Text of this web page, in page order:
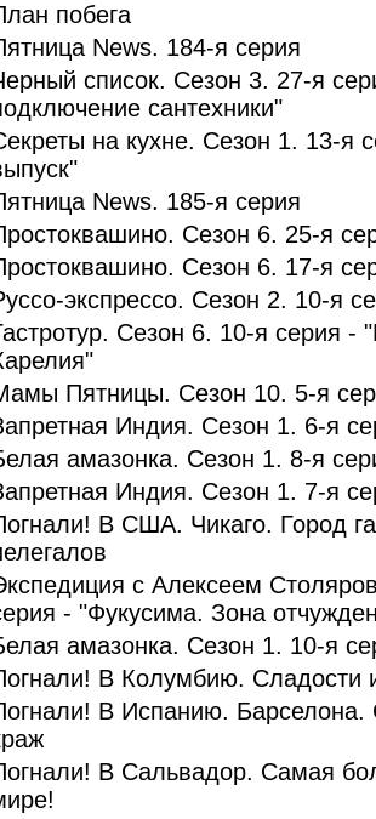
побега
News. 184-я серия
список. Сезон 3. 27-я
сантехники"
на кухне. Сезон 1. 13-я
News. 185-я серия
Сезон 6. 25-я
Сезон 6. 17-я
экспрессо. Сезон 2. 10-я
Сезон 6. 10-я серия -
Пятницы. Сезон 10. 5-я
Индия. Сезон 1. 6-я
амазонка. Сезон 1. 8-я
Индия. Сезон 1. 7-я
В США. Чикаго. Город
с Алексеем
- "Фукусима. Зона
амазонка. Сезон 1. 10-я
В Колумбию. Сладости
В Испанию. Барселона.
В Сальвадор. Самая